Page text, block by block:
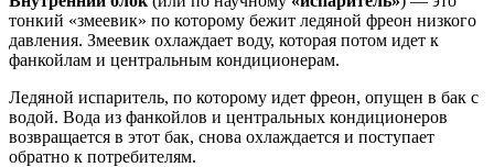
тонкий «змеевик» по которому бежит ледяной фреон низкого
давления. Змеевик охлаждает воду, которая потом идет к
фанкойлам и центральным кондиционерам.
Ледяной испаритель, по которому идет фреон, опущен в бак с
водой. Вода из фанкойлов и центральных кондиционеров
возвращается в этот бак, снова охлаждается и поступает
обратно к потребителям.